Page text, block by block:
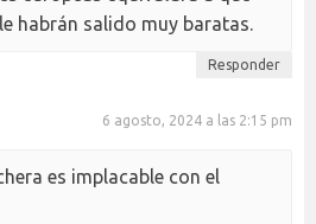
habrán salido muy baratas.
Responder
6 agosto, 2024 a las 2:15 pm
es implacable con el